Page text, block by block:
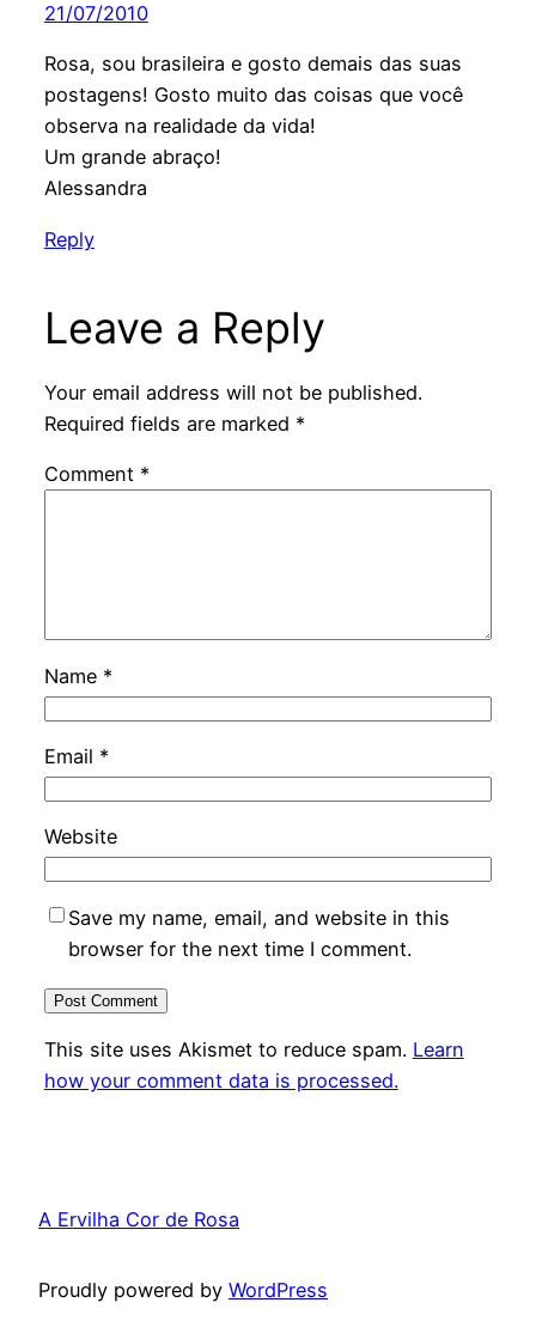
21/07/2010
Rosa, sou brasileira e gosto demais das suas
postagens! Gosto muito das coisas que você
observa na realidade da vida!
Um grande abraço!
Alessandra
Reply
Leave a Reply
Your email address will not be published.
Required fields are marked *
Comment *
Name *
Email *
Website
Save my name, email, and website in this
browser for the next time I comment.
This site uses Akismet to reduce spam. Learn
how your comment data is processed.
A Ervilha Cor de Rosa
Proudly powered by WordPress